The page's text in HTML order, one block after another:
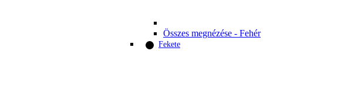
Összes megnézése - Fehér
Fekete